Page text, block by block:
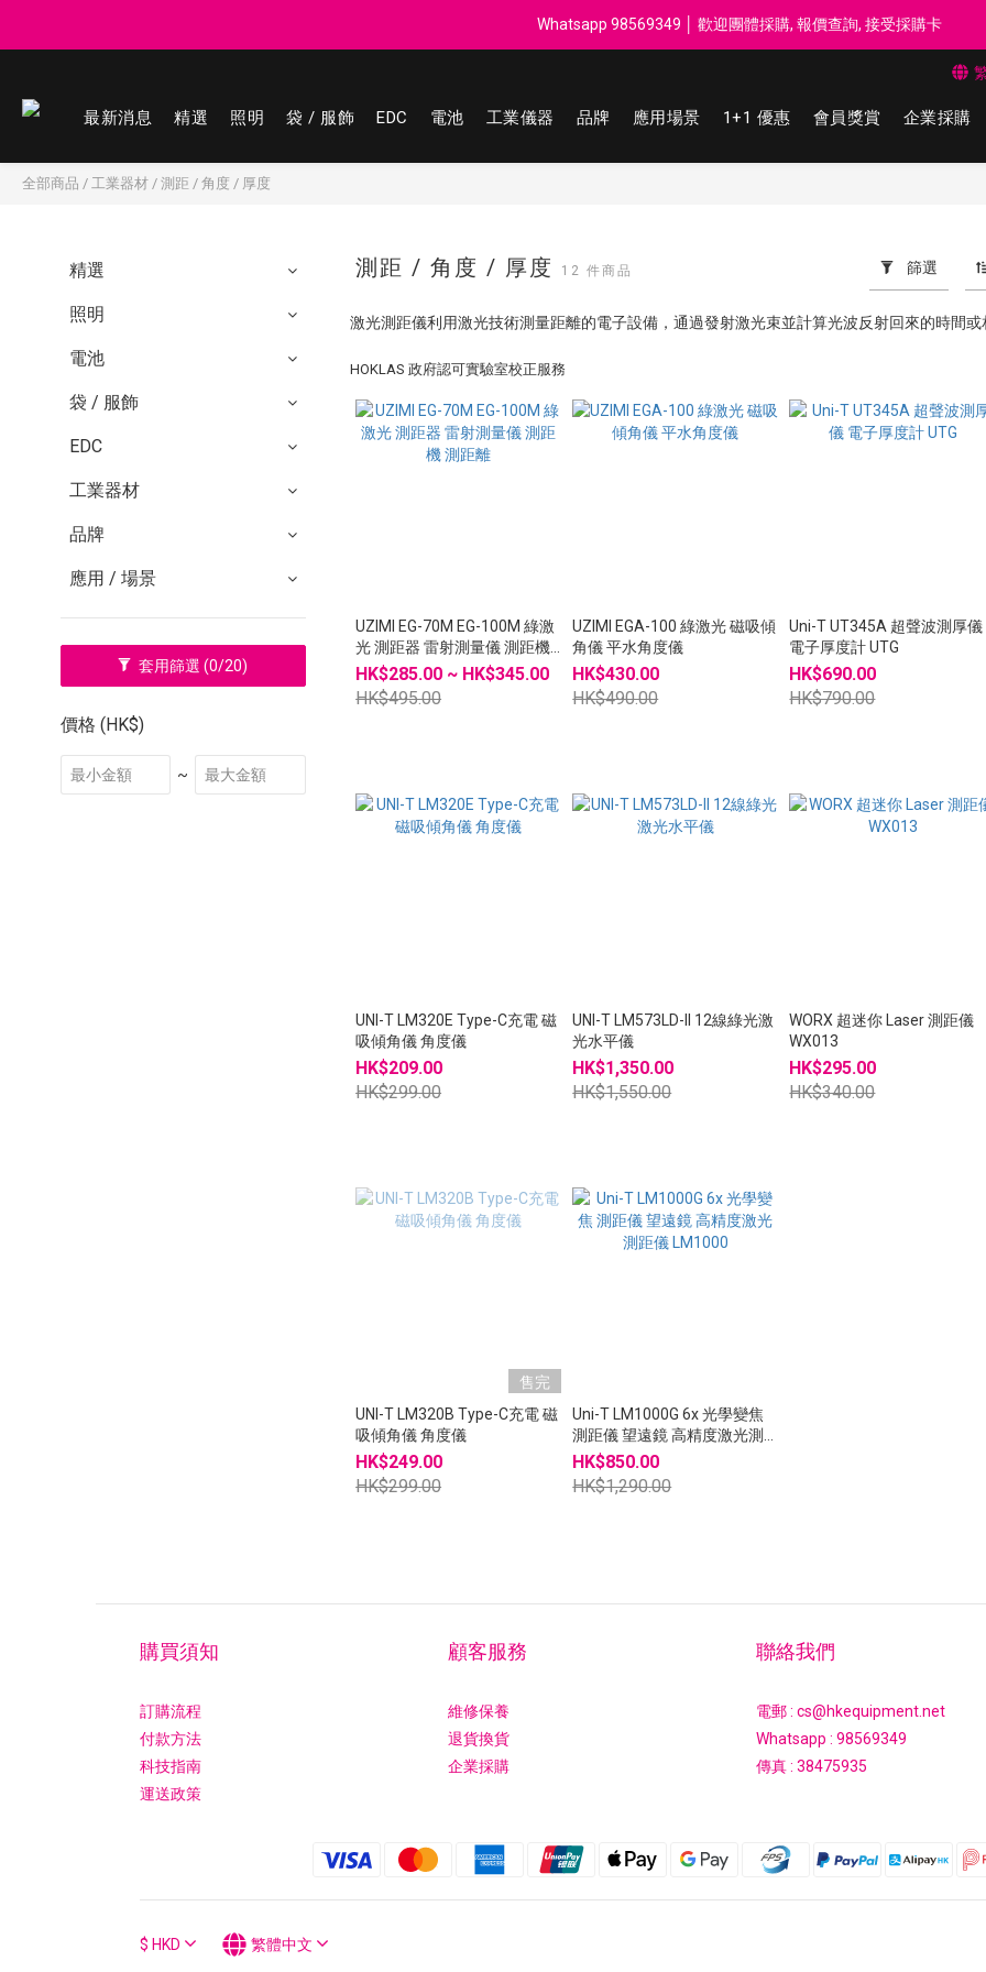
登記會員享每$50回贈$1 │ 滿HK$899 送 N-rit Campack Towel 吸汗毛巾 韓國制
Whatsapp 98569349 │ 歡迎團體採購, 報價查詢, 接受採購卡
登記會員享每$50回贈$1 │ 滿HK$899 送 N-rit Campack Towel 吸汗毛巾 韓國制
最新消息 精選 照明 袋 / 服飾 EDC 電池 工業儀器 品牌 應用場景 1+1 優惠 會員獎賞 企業採購
全部商品 / 工業器材 / 測距 / 角度 / 厚度
精選
照明
電池
袋 / 服飾
EDC
工業器材
品牌
應用 / 場景
套用篩選(0/20)
價格 (HK$)
~
測距 / 角度 / 厚度 12 件商品 篩選
激光測距儀利用激光技術測量距離的電子設備，通過發射激光束並計算光波反射回來的時間
HOKLAS 政府認可實驗室校正服務
UZIMI EG-70M EG-100M 綠激
光 測距器 雷射測量儀 測距機
測距離
HK$285.00 ~ HK$345.00
HK$495.00
UZIMI EGA-100 綠激光 磁吸傾
角儀 平水角度儀
HK$430.00
HK$490.00
Uni-T UT345A 超聲波測厚儀
電子厚度計 UTG
HK$690.00
HK$790.00
UNI-T LM320E Type-C充電 磁
吸傾角儀 角度儀
HK$209.00
HK$299.00
UNI-T LM573LD-II 12線綠光激
光水平儀
HK$1,350.00
HK$1,550.00
WORX 超迷你 Laser 測距儀
WX013
HK$295.00
HK$340.00
售完
UNI-T LM320B Type-C充電 磁
吸傾角儀 角度儀
HK$249.00
HK$299.00
Uni-T LM1000G 6x 光學變焦
測距儀 望遠鏡 高精度激光測
距儀 LM1000
HK$850.00
HK$1,290.00
購買須知
訂購流程
付款方法
科技指南
運送政策
顧客服務
維修保養
退貨換貨
企業採購
聯絡我們
電郵 : cs@hkequipment.net
Whatsapp : 98569349
傳真 : 38475935
$ HKD 繁體中文